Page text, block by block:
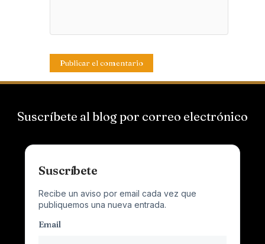
Suscríbete al blog por correo electrónico
Suscríbete
Recibe un aviso por email cada vez que
publiquemos una nueva entrada.
Email